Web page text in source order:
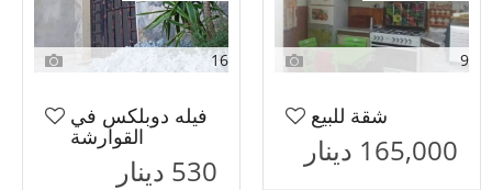
9
شقة للبيع
165,000 دينار
16
فيله دوبلكس في
القوارشة
530 دينار